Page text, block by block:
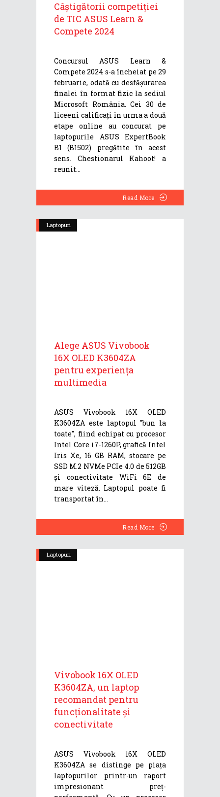
Câștigătorii competiției
de TIC ASUS Learn &
Compete 2024
Concursul ASUS Learn &
Compete 2024 s-a încheiat pe 29
februarie, odată cu desfășurarea
finalei în format fizic la sediul
Microsoft România. Cei 30 de
liceeni calificați în urma a două
etape online au concurat pe
laptopurile ASUS ExpertBook
B1 (B1502) pregătite în acest
sens. Chestionarul Kahoot! a
reunit
Read More
Laptopuri
Alege ASUS Vivobook
16X OLED K3604ZA
pentru experiența
multimedia
ASUS Vivobook 16X OLED
K3604ZA este laptopul "bun la
toate", fiind echipat cu procesor
Intel Core i7-1260P, grafică Intel
Iris Xe, 16 GB RAM, stocare pe
SSD M.2 NVMe PCIe 4.0 de 512GB
și conectivitate WiFi 6E de
mare viteză. Laptopul poate fi
transportat în
Read More
Laptopuri
Vivobook 16X OLED
K3604ZA, un laptop
recomandat pentru
funcționalitate și
conectivitate
ASUS Vivobook 16X OLED
K3604ZA se distinge pe piața
laptopurilor printr-un raport
impresionant preț-